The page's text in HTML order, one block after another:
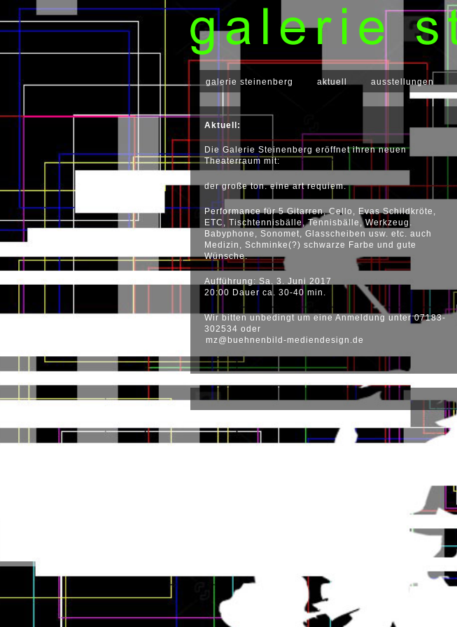
galerie steinenberg aktuell ausstellungen
Aktuell:
Die Galerie Steinenberg eröffnet ihren neuen
Theaterraum mit:
der große ton. eine art requiem.
Performance für 5 Gitarren, Cello, Evas Schildkröte,
ETC, Tischtennisbälle, Tennisbälle, Werkzeug.
Babyphone, Sonomet, Glasscheiben usw. etc. auch
Medizin, Schminke(?) schwarze Farbe und gute
Wünsche.
Aufführung: Sa. 3. Juni 2017
20:00 Dauer ca. 30-40 min.
Wir bitten unbedingt um eine Anmeldung unter 07183-
302534 oder
mz@buehnenbild-mediendesign.de